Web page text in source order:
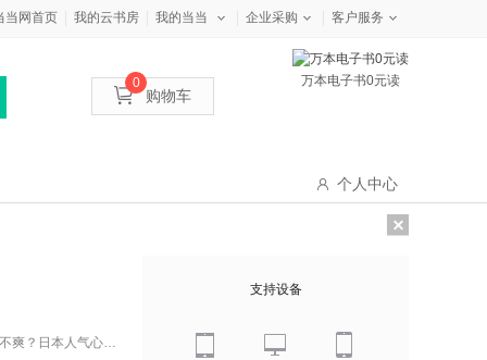
当网首页 我的云书房 我的当当 企业采购 客户服务
万本电子书0元读
购物车
0
个人中心
爽？日本人气心理
支持设备